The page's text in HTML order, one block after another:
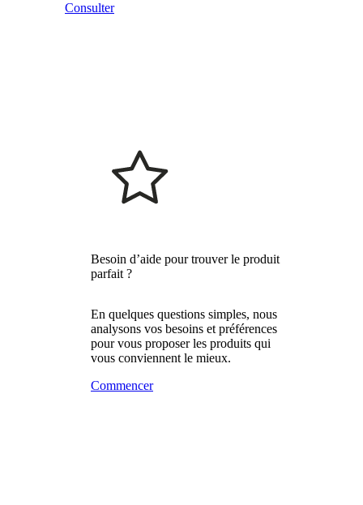
Consulter
Besoin d’aide pour trouver le produit
parfait ?
En quelques questions simples, nous
analysons vos besoins et préférences
pour vous proposer les produits qui
vous conviennent le mieux.
Commencer